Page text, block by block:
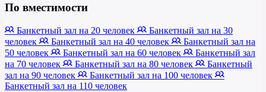
По вместимости
Банкетный зал на 20 человек
Банкетный зал на 30
человек
Банкетный зал на 40 человек
Банкетный зал на
50 человек
Банкетный зал на 60 человек
Банкетный зал
на 70 человек
Банкетный зал на 80 человек
Банкетный
зал на 90 человек
Банкетный зал на 100 человек
Банкетный зал на 110 человек